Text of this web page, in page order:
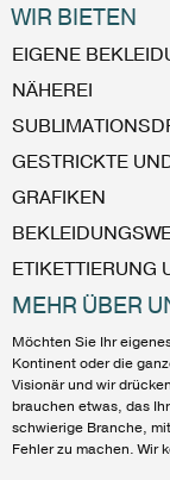
WIR BIETEN
EIGENE
NÄHEREI
GESTRICKTE
GRAFIKEN
ETIKETTIERUNG
MEHR ÜBER
Möchten Sie Ihr
Kontinent oder die
Visionär und wir
brauchen etwas, das
schwierige Branche,
Fehler zu machen. Wir